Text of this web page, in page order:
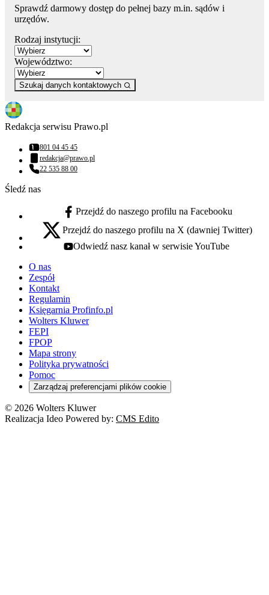
Sprawdź darmowy dostęp do pełnej bazy m.in. sądów i
urzędów.
Rodzaj instytucji:
Województwo:
Szukaj danych kontaktowych
Redakcja serwisu Prawo.pl
Numer telefonu:
801 04 45 45
Adres email:
redakcja@prawo.pl
Numer telefonu:
22 535 88 00
Śledź nas
facebook - otwiera się w nowej karcie
Przejdź do naszego profilu na Facebooku
x - otwiera się w nowej karcie
Przejdź do naszego profilu na X (dawniej Twitter)
youtube - otwiera się w nowej karcie
Odwiedź nasz kanał w serwisie YouTube
O nas
Zespół
Kontakt
Regulamin
Księgarnia Profinfo.pl
Wolters Kluwer
FEPI
FPOP
Mapa strony
Polityka prywatności
Pomoc
Zarządzaj preferencjami plików cookie
© 2026 Wolters Kluwer
Realizacja Ideo Powered by: CMS Edito